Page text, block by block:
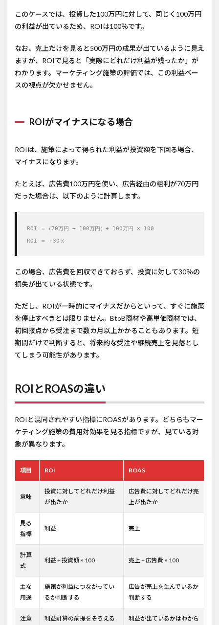
このケースでは、投資した100万円に対して、同じく100万円
の利益が出ているため、ROIは100％です。
なお、売上だけを見ると500万円の成果が出ているように見え
ますが、ROIで見ると「実際にどれだけ利益が残ったか」が
わかります。マーケティング施策の評価では、この利益ベー
スの視点が欠かせません。
ROIがマイナスになる場合
ROIは、施策によって得られた利益が投資額を下回る場合、
マイナスになります。
たとえば、広告費100万円を使い、広告経由の粗利が70万円
だった場合は、以下のように計算します。
ROI ＝（70万円 − 100万円）÷ 100万円 × 100
ROI ＝ -30％
この場合、広告費を回収できておらず、投資に対して30％の
損失が出ている状態です。
ただし、ROIが一時的にマイナスだからといって、すぐに施策
を停止すべきとは限りません。BtoB商材や高単価商材では、
初回接点から受注まで数カ月以上かかることもあります。短
期間だけで判断すると、将来的な受注や継続売上を見落とし
てしまう可能性があります。
ROIとROASの違い
ROIと混同されやすい指標にROASがあります。どちらもマー
ケティング施策の費用対効果を見る指標ですが、見ている対
象が異なります。
項目 ROI ROAS
意味
投資に対してどれだけ利益
が出たか
広告費に対してどれだけ売
上が出たか
見る
指標
利益 売上
計算
式
利益 ÷ 投資額 × 100 売上 ÷ 広告費 × 100
主な
用途
施策が利益につながってい
るか判断する
広告が売上を生んでいるか
判断する
注意
利益計算の前提をそろえる
利益が出ているかはわから